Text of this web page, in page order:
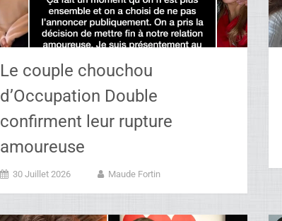
Le couple chouchou
d’Occupation Double
confirment leur rupture
amoureuse
30 Juillet 2026 Maude Fortin